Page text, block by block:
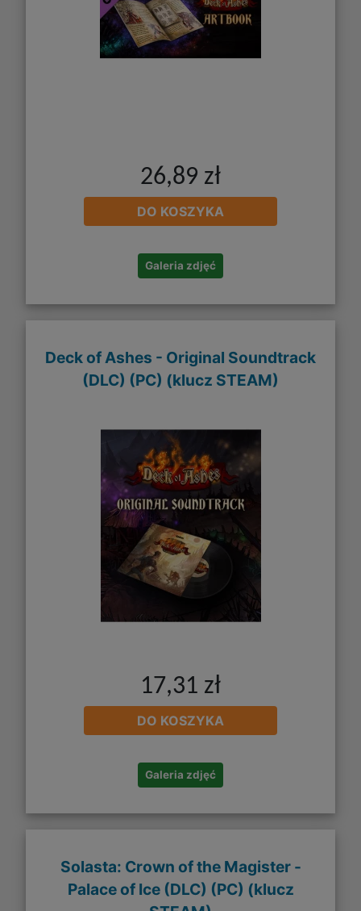
26,89 zł
DO KOSZYKA
Galeria zdjęć
Deck of Ashes - Original Soundtrack
(DLC) (PC) (klucz STEAM)
17,31 zł
DO KOSZYKA
Galeria zdjęć
Solasta: Crown of the Magister -
Palace of Ice (DLC) (PC) (klucz